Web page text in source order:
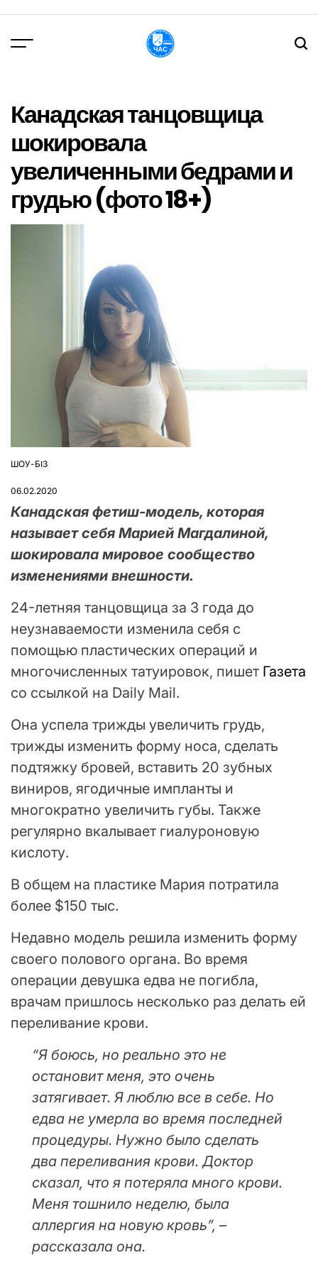
вмісту
Канадская танцовщица
шокировала
увеличенными бедрами и
грудью (фото 18+)
ОПУБЛІКУВАТИ
ШОУ-БІЗ
06.02.2020
Канадская фетиш-модель, которая
называет себя Марией Магдалиной,
шокировала мировое сообщество
изменениями внешности.
24-летняя танцовщица за 3 года до
неузнаваемости изменила себя с
помощью пластических операций и
многочисленных татуировок, пишет Газета
со ссылкой на Daily Mail.
Она успела трижды увеличить грудь,
трижды изменить форму носа, сделать
подтяжку бровей, вставить 20 зубных
виниров, ягодичные импланты и
многократно увеличить губы. Также
регулярно вкалывает гиалуроновую
кислоту.
В общем на пластике Мария потратила
более $150 тыс.
Недавно модель решила изменить форму
своего полового органа. Во время
операции девушка едва не погибла,
врачам пришлось несколько раз делать ей
переливание крови.
“Я боюсь, но реально это не
остановит меня, это очень
затягивает. Я люблю все в себе. Но
едва не умерла во время последней
процедуры. Нужно было сделать
два переливания крови. Доктор
сказал, что я потеряла много крови.
Меня тошнило неделю, была
аллергия на новую кровь”, –
рассказала она.